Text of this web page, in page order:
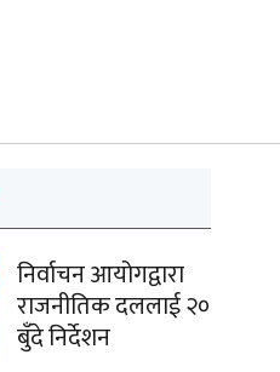
निर्वाचन आयोगद्वारा
राजनीतिक दललाई २०
बुँदे निर्देशन